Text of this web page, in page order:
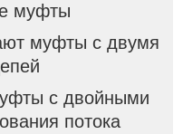
муфты
муфты с двумя
с двойными
потока